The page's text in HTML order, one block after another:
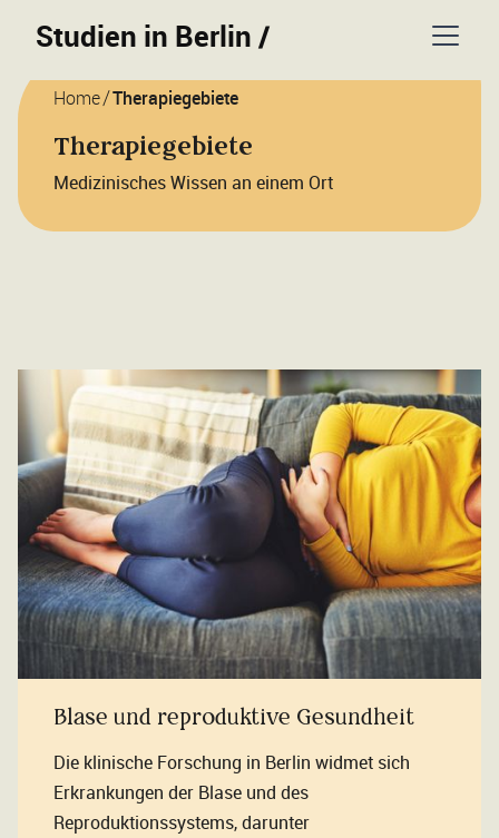
Studien in Berlin /
Home/Therapiegebiete
Therapiegebiete
Medizinisches Wissen an einem Ort
Blase und reproduktive Gesundheit
Die klinische Forschung in Berlin widmet sich
Erkrankungen der Blase und des
Reproduktionssystems, darunter